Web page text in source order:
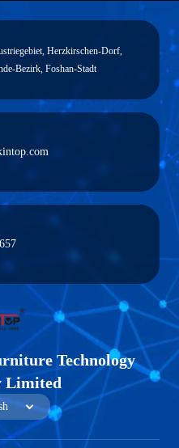
Herzkirschen-Dorf,
Bezirk, Foshan-Stadt
Technology
Limited